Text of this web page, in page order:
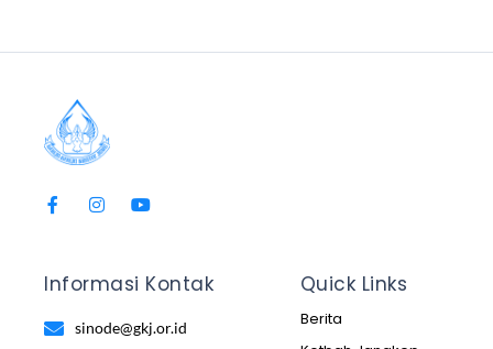
Informasi Kontak
sinode@gkj.or.id
Quick Links
Berita